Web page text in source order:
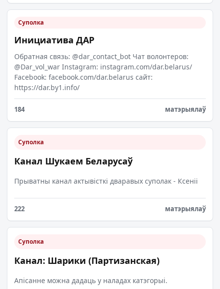
Суполка
Инициатива ДАР
Обратная связь: @dar_contact_bot Чат волонтеров:
@Dar_vol_war Instagram: instagram.com/dar.belarus/
Facebook: facebook.com/dar.belarus сайт:
https://dar.by1.info/
184 матэрыялаў
Суполка
Канал Шукаем Беларусаў
Прыватны канал актывісткі дваравых суполак - Ксеніі
222 матэрыялаў
Суполка
Канал: Шарики (Партизанская)
Апісанне можна дадаць у наладах катэгорыі.